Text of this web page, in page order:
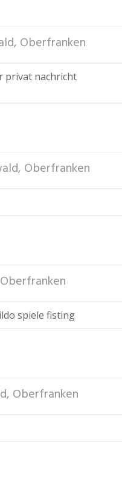
Oberfranken
privat nachricht
Oberfranken
spiele fisting
Oberfranken